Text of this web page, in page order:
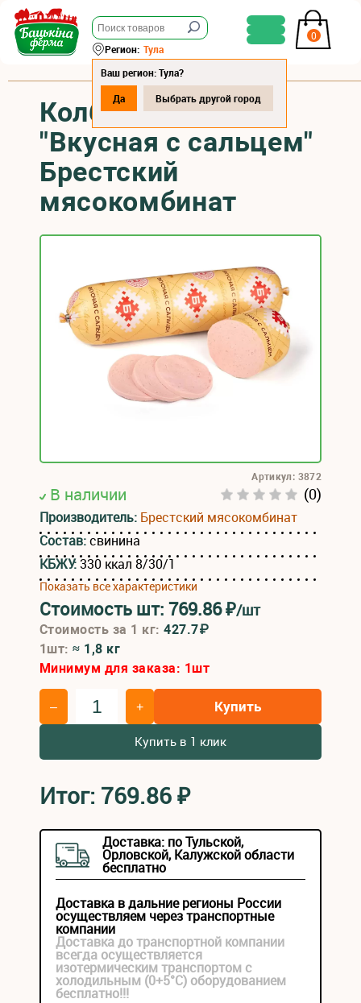
0
Регион: Тула
Ваш регион: Тула?
Да
Выбрать другой город
Колбаса вареная
"Вкусная с сальцем"
Брестский
мясокомбинат
В наличии (0)
Артикул: 3872
Производитель: Брестский мясокомбинат
Состав:свинина
КБЖУ:330 ккал 8/30/1
Показать все характеристики
Стоимость шт: 769.86₽/шт
Стоимость за 1 кг:427.7₽
1шт:≈ 1,8 кг
Минимум для заказа: 1шт
– + Купить
Купить в 1 клик
Итог: 769.86₽
Доставка: по Тульской,
Орловской, Калужской области
бесплатно
Доставка в дальние регионы России
осуществляем через транспортные
компании
Доставка до транспортной компании
всегда осуществляется
изотермическим транспортом с
холодильным (0+5°С) оборудованием
бесплатно!!!